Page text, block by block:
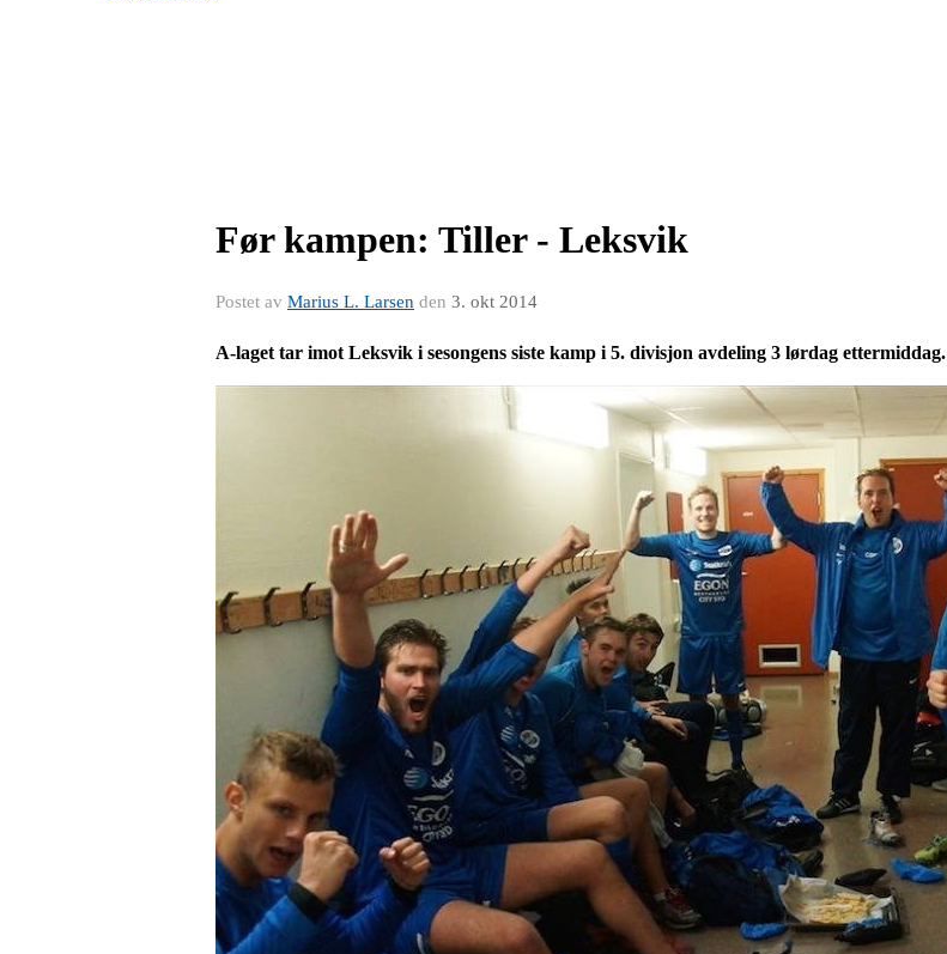
Før kampen: Tiller - Leksvik
Postet av Marius L. Larsen den 3. okt 2014
A-laget tar imot Leksvik i sesongens siste kamp i 5. divisjon avdeling 3 lørdag ettermiddag.